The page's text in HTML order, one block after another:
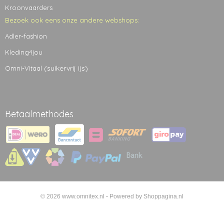
Kroonvaarders
Bezoek ook eens onze andere webshops:
Adler-fashion
Kleding4jou
Omni-Vitaal (suikervrij ijs)
Betaalmethodes
© 2026 www.omnitex.nl - Powered by Shoppagina.nl